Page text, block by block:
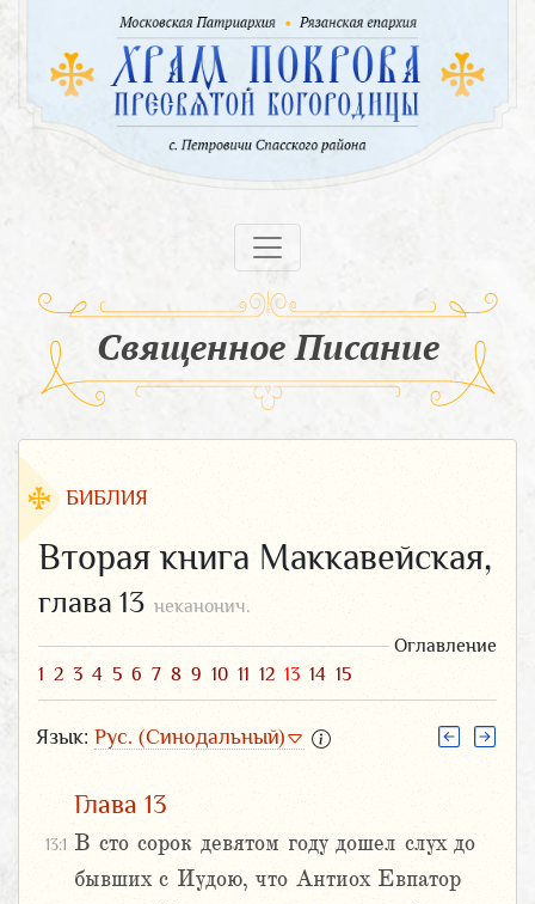
Священное Писание
БИБЛИЯ
Вторая книга Маккавейская,
глава 13 неканонич.
Оглавление
1 2 3 4 5 6 7 8 9 10 11 12 13 14 15
Язык: Рус. (Синодальный)
Глава 13
13:1 В сто сорок девятом году дошел слух до
бывших с Иудою, что Антиох Евпатор